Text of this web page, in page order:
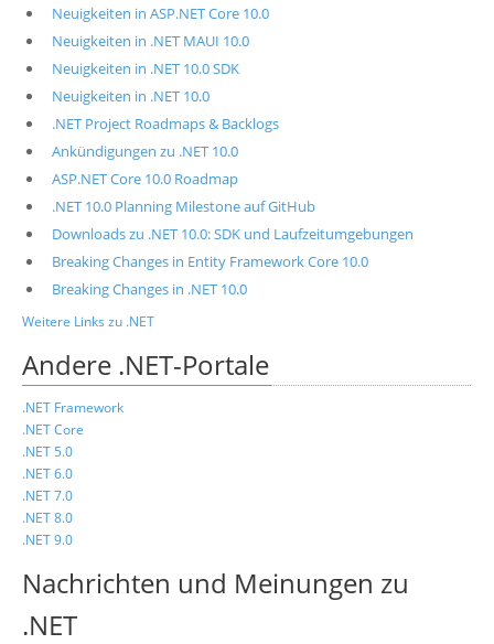
Neuigkeiten in ASP.NET Core 10.0
Neuigkeiten in .NET MAUI 10.0
Neuigkeiten in .NET 10.0 SDK
Neuigkeiten in .NET 10.0
.NET Project Roadmaps & Backlogs
Ankündigungen zu .NET 10.0
ASP.NET Core 10.0 Roadmap
.NET 10.0 Planning Milestone auf GitHub
Downloads zu .NET 10.0: SDK und Laufzeitumgebungen
Breaking Changes in Entity Framework Core 10.0
Breaking Changes in .NET 10.0
Weitere Links zu .NET
Andere .NET-Portale
.NET Framework
.NET Core
.NET 5.0
.NET 6.0
.NET 7.0
.NET 8.0
.NET 9.0
Nachrichten und Meinungen zu
.NET